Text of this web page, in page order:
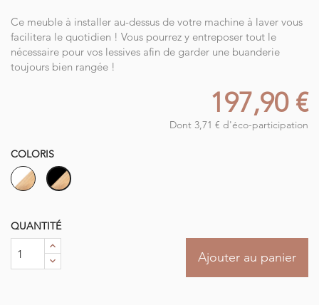
Ce meuble à installer au-dessus de votre machine à laver vous
facilitera le quotidien ! Vous pourrez y entreposer tout le
nécessaire pour vos lessives afin de garder une buanderie
toujours bien rangée !
197,90 €
Dont 3,71 € d'éco-participation
COLORIS
Bois
-
Bois
-
QUANTITÉ
Ajouter au panier